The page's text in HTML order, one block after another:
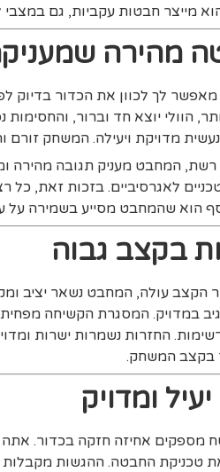
מייצר חבטות עקביות, גם במצבי
מהירה שמעניקה
לך לכוון את הכדור בדיוק
הוולי יוצא חד וברור,
מדויקת ויעילה. המשחק זורם
המחבט מעניק תגובה מהירה
לאגרסיביים. בזכות זאת, כל
הוא שהמחבט מסייע בשמירה על
בקצב גבוה
הקצב עולה, המחבט נשאר יציב
במדויק. המסגרת הקשיחה
החזרות נשמרות ישרות
בקצב המשחק.
ומדויק
מספקים אחיזה חזקה בכדור. אתה
טכניקת החבטה. ההגשות מקבלות